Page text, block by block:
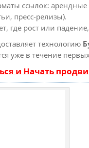
ссылок:
пресс-релизы).
где рост или
технологию
уже в течение
и Начать